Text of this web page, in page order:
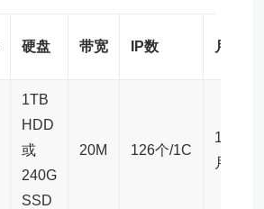
硬盘 带宽 IP数 月付
1TB
HDD
或
240G
SSD
20M 126个/1C
1225元/
月